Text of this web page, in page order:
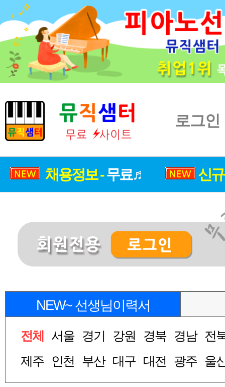
로그인
채용정보 -무료♬ 신
NEW~ 선생님이력서
전체 서울 경기 강원 경북 경남 전
제주
인천 부산 대구 대전 광주 울